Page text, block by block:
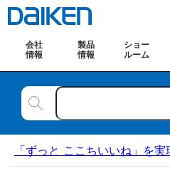
会社
情報
製品
情報
ショー
ルーム
「ずっと ここちいいね」を